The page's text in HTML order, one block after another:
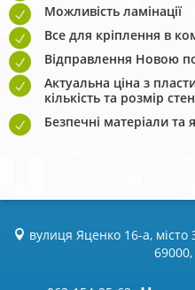
Можливість ламінації
Все для кріплення в
Відправлення Новою
Актуальна ціна з
кількість та розмір
Безпечні матеріали та
вулиця Яценко 16-а, місто